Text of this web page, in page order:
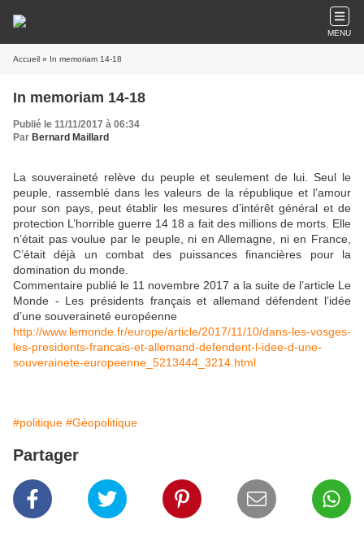
MENU
Accueil » In memoriam 14-18
In memoriam 14-18
Publié le 11/11/2017 à 06:34
Par Bernard Maillard
La souveraineté relève du peuple et seulement de lui. Seul le
peuple, rassemblé dans les valeurs de la république et l’amour
pour son pays, peut établir les mesures d’intérêt général et de
protection L’horrible guerre 14 18 a fait des millions de morts. Elle
n’était pas voulue par le peuple, ni en Allemagne, ni en France,
C’était déjà un combat des puissances financières pour la
domination du monde.
Commentaire publié le 11 novembre 2017 a la suite de l’article Le
Monde - Les présidents français et allemand défendent l’idée
d’une souveraineté européenne
http://www.lemonde.fr/europe/article/2017/11/10/dans-les-vosges-
les-presidents-francais-et-allemand-defendent-l-idee-d-une-
souverainete-europeenne_5213444_3214.html
#politique #Géopolitique
Partager